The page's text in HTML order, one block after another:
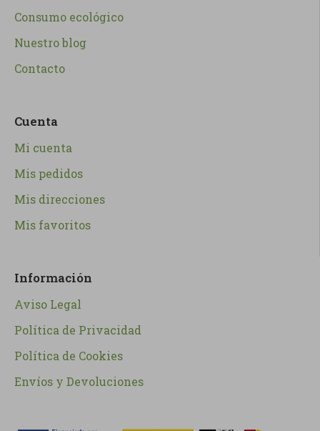
Consumo ecológico
Nuestro blog
Contacto
Cuenta
Mi cuenta
Mis pedidos
Mis direcciones
Mis favoritos
Información
Aviso Legal
Política de Privacidad
Política de Cookies
Envíos y Devoluciones